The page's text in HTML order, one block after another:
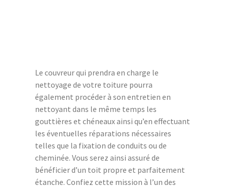
Le couvreur qui prendra en charge le
nettoyage de votre toiture pourra
également procéder à son entretien en
nettoyant dans le même temps les
gouttières et chéneaux ainsi qu’en effectuant
les éventuelles réparations nécessaires
telles que la fixation de conduits ou de
cheminée. Vous serez ainsi assuré de
bénéficier d’un toit propre et parfaitement
étanche. Confiez cette mission à l’un des